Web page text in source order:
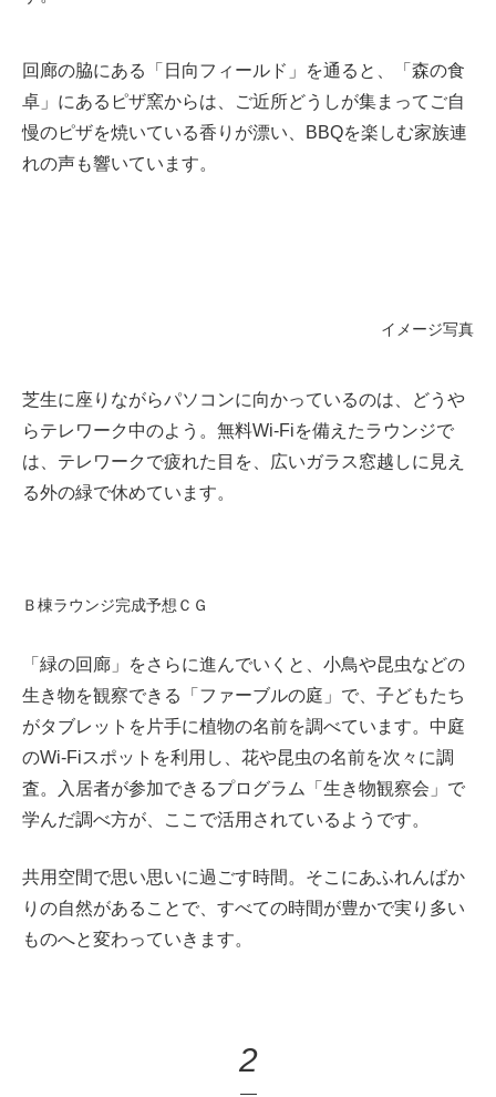
回廊の脇にある「日向フィールド」を通ると、「森の食
卓」にあるピザ窯からは、ご近所どうしが集まってご自
慢のピザを焼いている香りが漂い、BBQを楽しむ家族連
れの声も響いています。
イメージ写真
芝生に座りながらパソコンに向かっているのは、どうや
らテレワーク中のよう。無料Wi-Fiを備えたラウンジで
は、テレワークで疲れた目を、広いガラス窓越しに見え
る外の緑で休めています。
Ｂ棟ラウンジ完成予想ＣＧ
「緑の回廊」をさらに進んでいくと、小鳥や昆虫などの
生き物を観察できる「ファーブルの庭」で、子どもたち
がタブレットを片手に植物の名前を調べています。中庭
のWi-Fiスポットを利用し、花や昆虫の名前を次々に調
査。入居者が参加できるプログラム「生き物観察会」で
学んだ調べ方が、ここで活用されているようです。
共用空間で思い思いに過ごす時間。そこにあふれんばか
りの自然があることで、すべての時間が豊かで実り多い
ものへと変わっていきます。
2